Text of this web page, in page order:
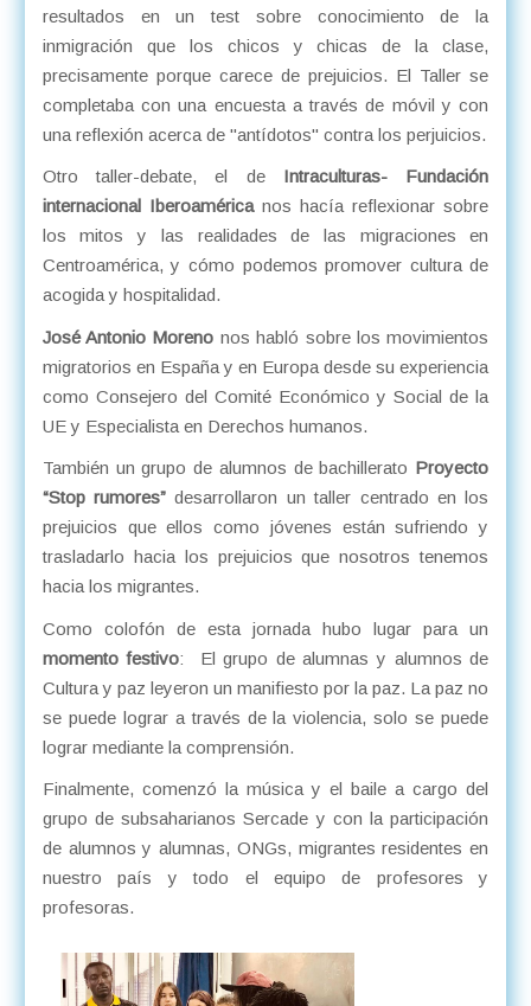
resultados en un test sobre conocimiento de la
inmigración que los chicos y chicas de la clase,
precisamente porque carece de prejuicios. El Taller se
completaba con una encuesta a través de móvil y con
una reflexión acerca de "antídotos" contra los perjuicios.
Otro taller-debate, el de Intraculturas- Fundación
internacional Iberoaméricanos hacía reflexionar sobre
los mitos y las realidades de las migraciones en
Centroamérica, y cómo podemos promover cultura de
acogida y hospitalidad.
José Antonio Moreno nos habló sobre los movimientos
migratorios en España y en Europa desde su experiencia
como Consejero del Comité Económico y Social de la
UE y Especialista en Derechos humanos.
También un grupo de alumnos de bachillerato Proyecto
“Stop rumores” desarrollaron un taller centrado en los
prejuicios que ellos como jóvenes están sufriendo y
trasladarlo hacia los prejuicios que nosotros tenemos
hacia los migrantes.
Como colofón de esta jornada hubo lugar para un
momento festivo: El grupo de alumnas y alumnos de
Cultura y paz leyeron un manifiesto por la paz. La paz no
se puede lograr a través de la violencia, solo se puede
lograr mediante la comprensión.
Finalmente, comenzó la música y el baile a cargo del
grupo de subsaharianos Sercade y con la participación
de alumnos y alumnas, ONGs, migrantes residentes en
nuestro país y todo el equipo de profesores y
profesoras.